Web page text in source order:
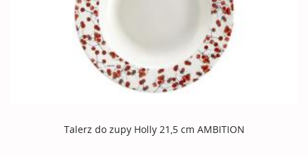
Talerz do zupy Holly 21,5 cm AMBITION